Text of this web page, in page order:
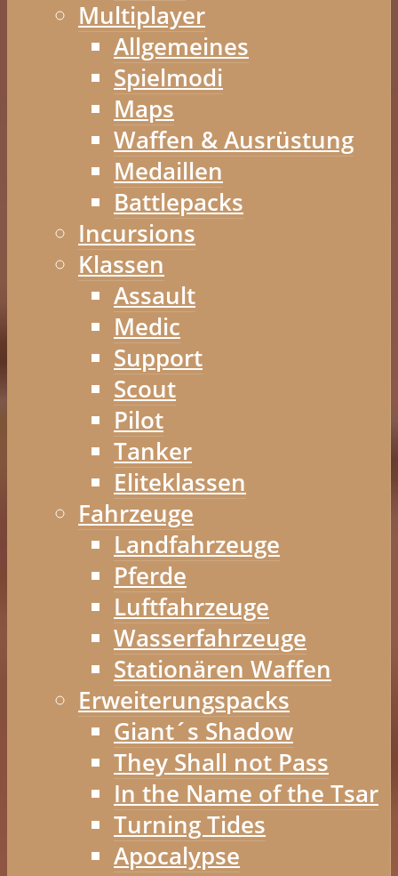
Multiplayer
Allgemeines
Spielmodi
Maps
Waffen & Ausrüstung
Medaillen
Battlepacks
Incursions
Klassen
Assault
Medic
Support
Scout
Pilot
Tanker
Eliteklassen
Fahrzeuge
Landfahrzeuge
Pferde
Luftfahrzeuge
Wasserfahrzeuge
Stationären Waffen
Erweiterungspacks
Giant´s Shadow
They Shall not Pass
In the Name of the Tsar
Turning Tides
Apocalypse